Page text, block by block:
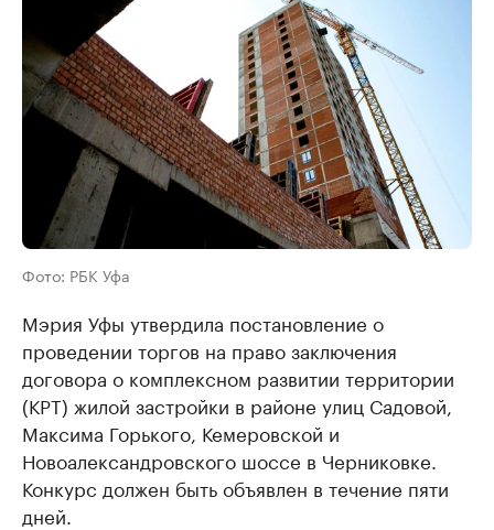
Фото: РБК Уфа
Мэрия Уфы утвердила постановление о
проведении торгов на право заключения
договора о комплексном развитии территории
(КРТ) жилой застройки в районе улиц Садовой,
Максима Горького, Кемеровской и
Новоалександровского шоссе в Черниковке.
Конкурс должен быть объявлен в течение пяти
дней.